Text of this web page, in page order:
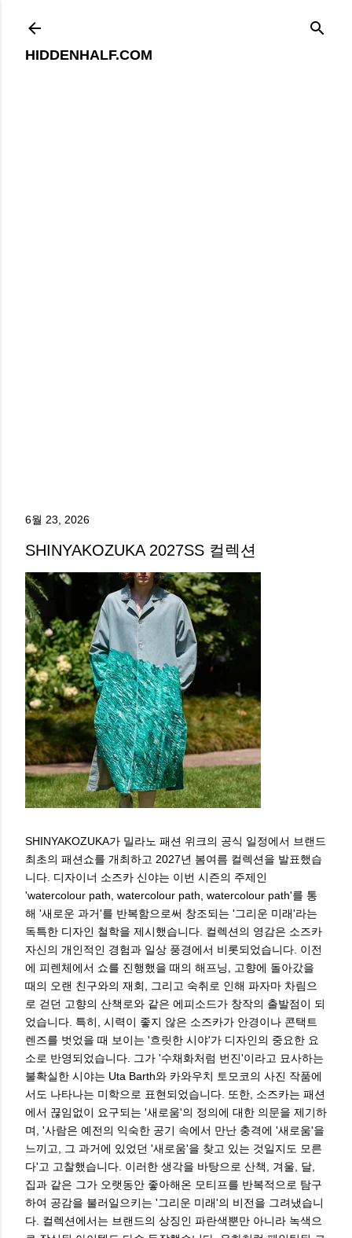
HIDDENHALF.COM
6월 23, 2026
SHINYAKOZUKA 2027SS 컬렉션
SHINYAKOZUKA가 밀라노 패션 위크의 공식 일정에서 브랜드
최초의 패션쇼를 개최하고 2027년 봄여름 컬렉션을 발표했습
니다. 디자이너 소즈카 신야는 이번 시즌의 주제인
'watercolour path, watercolour path, watercolour path'를 통
해 '새로운 과거'를 반복함으로써 창조되는 '그리운 미래'라는
독특한 디자인 철학을 제시했습니다. 컬렉션의 영감은 소즈카
자신의 개인적인 경험과 일상 풍경에서 비롯되었습니다. 이전
에 피렌체에서 쇼를 진행했을 때의 해프닝, 고향에 돌아갔을
때의 오랜 친구와의 재회, 그리고 숙취로 인해 파자마 차림으
로 걷던 고향의 산책로와 같은 에피소드가 창작의 출발점이 되
었습니다. 특히, 시력이 좋지 않은 소즈카가 안경이나 콘택트
렌즈를 벗었을 때 보이는 '흐릿한 시야'가 디자인의 중요한 요
소로 반영되었습니다. 그가 '수채화처럼 번진'이라고 묘사하는
불확실한 시야는 Uta Barth와 카와우치 토모코의 사진 작품에
서도 나타나는 미학으로 표현되었습니다. 또한, 소즈카는 패션
에서 끊임없이 요구되는 '새로움'의 정의에 대한 의문을 제기하
며, '사람은 예전의 익숙한 공기 속에서 만난 충격에 '새로움'을
느끼고, 그 과거에 있었던 '새로움'을 찾고 있는 것일지도 모른
다'고 고찰했습니다. 이러한 생각을 바탕으로 산책, 겨울, 달,
집과 같은 그가 오랫동안 좋아해온 모티프를 반복적으로 탐구
하여 공감을 불러일으키는 '그리운 미래'의 비전을 그려냈습니
다. 컬렉션에서는 브랜드의 상징인 파란색뿐만 아니라 녹색으